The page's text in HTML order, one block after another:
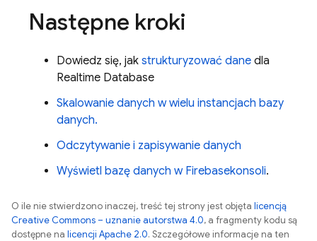
Następne kroki
Dowiedz się, jak strukturyzować dane dla
Realtime Database
Skalowanie danych w wielu instancjach bazy
danych.
Odczytywanie i zapisywanie danych
Wyświetl bazę danych w Firebasekonsoli.
O ile nie stwierdzono inaczej, treść tej strony jest objęta licencją
Creative Commons – uznanie autorstwa 4.0, a fragmenty kodu są
dostępne na licencji Apache 2.0. Szczegółowe informacje na ten